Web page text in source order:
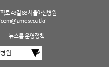
로 43길 88 서울아산병원
뉴스룸 운영정책